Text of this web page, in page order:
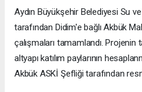
Aydın Büyükşehir Belediyesi Su
tarafından Didim'e bağlı Akbük
çalışmaları tamamlandı. Projenin
altyapı katılım paylarının
Akbük ASKİ Şefliği tarafından